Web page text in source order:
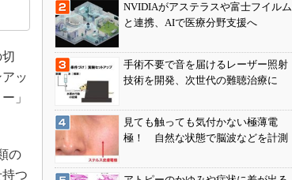
ッ
」
の
つ
NVIDIAがアステラスや富士フイルム
と連携、AIで医療分野支援へ
手術不要で音を届けるレーザー照射
技術を開発、次世代の難聴治療に
見ても触っても気付かない極薄電
極！ 自然な状態で脳波などを計測